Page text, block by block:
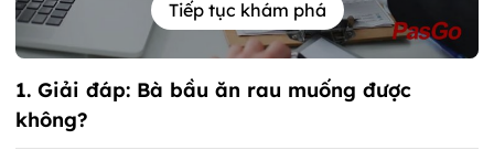
Tiếp tục khám phá
1. Giải đáp: Bà bầu ăn rau muống được
không?